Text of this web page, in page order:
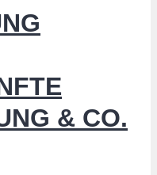
& CO.